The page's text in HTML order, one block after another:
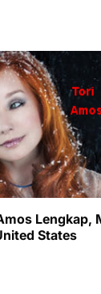
Lengkap,
States